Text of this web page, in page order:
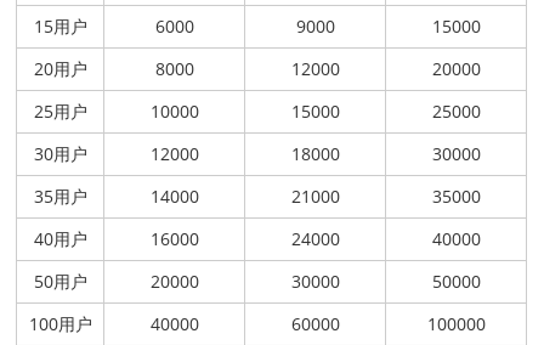
15用户
6000 9000
15000
20用户
8000 12000
20000
25用户
10000 15000
25000
30用户
12000 18000
30000
35用户
14000 21000
35000
40用户
16000 24000
40000
50用户
20000 30000
50000
100用户
40000 60000 100000